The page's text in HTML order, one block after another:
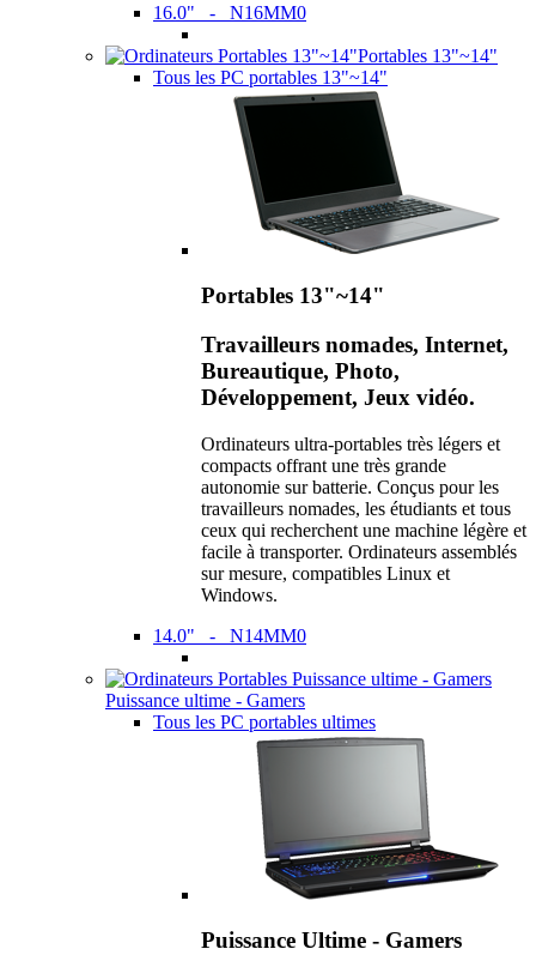
16.0" - N16MM0
Portables 13"~14"
Tous les PC portables 13"~14"
Portables 13"~14"
Travailleurs nomades, Internet,
Bureautique, Photo,
Développement, Jeux vidéo.
Ordinateurs ultra-portables très légers et
compacts offrant une très grande
autonomie sur batterie. Conçus pour les
travailleurs nomades, les étudiants et tous
ceux qui recherchent une machine légère et
facile à transporter. Ordinateurs assemblés
sur mesure, compatibles Linux et
Windows.
14.0" - N14MM0
Puissance ultime - Gamers
Tous les PC portables ultimes
Puissance Ultime - Gamers